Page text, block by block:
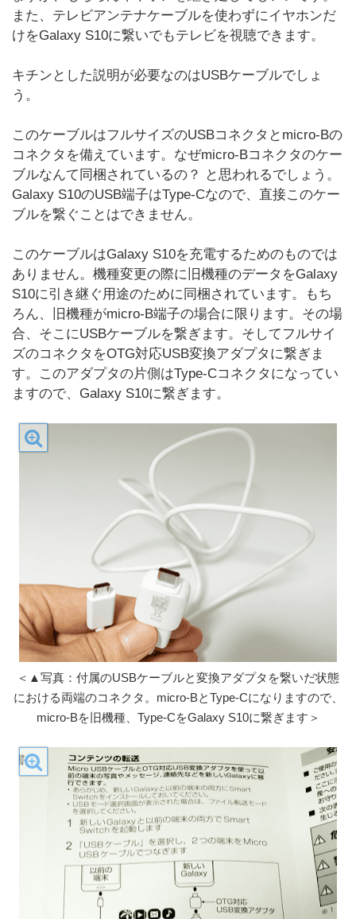
また、テレビアンテナケーブルを使わずにイヤホンだ
けをGalaxy S10に繋いでもテレビを視聴できます。
キチンとした説明が必要なのはUSBケーブルでしょ
う。
このケーブルはフルサイズのUSBコネクタとmicro-Bの
コネクタを備えています。なぜmicro-Bコネクタのケー
ブルなんて同梱されているの？ と思われるでしょう。
Galaxy S10のUSB端子はType-Cなので、直接このケー
ブルを繋ぐことはできません。
このケーブルはGalaxy S10を充電するためのものでは
ありません。機種変更の際に旧機種のデータをGalaxy
S10に引き継ぐ用途のために同梱されています。もち
ろん、旧機種がmicro-B端子の場合に限ります。その場
合、そこにUSBケーブルを繋ぎます。そしてフルサイ
ズのコネクタをOTG対応USB変換アダプタに繋ぎま
す。このアダプタの片側はType-Cコネクタになってい
ますので、Galaxy S10に繋ぎます。
＜▲写真：付属のUSBケーブルと変換アダプタを繋いだ状態
における両端のコネクタ。micro-BとType-Cになりますので、
micro-Bを旧機種、Type-CをGalaxy S10に繋ぎます＞